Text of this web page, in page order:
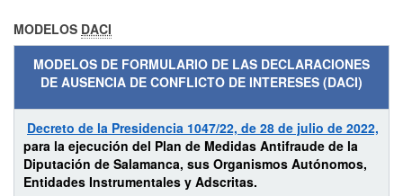
MODELOS DACI
MODELOS DE FORMULARIO DE LAS DECLARACIONES
DE AUSENCIA DE CONFLICTO DE INTERESES (DACI)
Decreto de la Presidencia 1047/22, de 28 de julio de 2022,
para la ejecución del Plan de Medidas Antifraude de la
Diputación de Salamanca, sus Organismos Autónomos,
Entidades Instrumentales y Adscritas.